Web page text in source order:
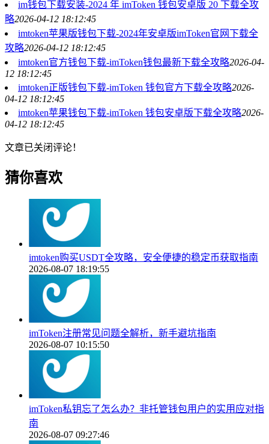
im钱包下载安装-2024 年 imToken 钱包安卓版 20 下载全攻
略2026-04-12 18:12:45
imtoken苹果版钱包下载-2024年安卓版imToken官网下载全
攻略2026-04-12 18:12:45
imtoken官方钱包下载-imToken钱包最新下载全攻略2026-04-
12 18:12:45
imtoken正版钱包下载-imToken 钱包官方下载全攻略2026-
04-12 18:12:45
imtoken苹果钱包下载-imToken 钱包安卓版下载全攻略2026-
04-12 18:12:45
文章已关闭评论！
猜你喜欢
imtoken购买USDT全攻略，安全便捷的稳定币获取指南
2026-08-07 18:19:55
imToken注册常见问题全解析，新手避坑指南
2026-08-07 10:15:50
imToken私钥忘了怎么办？非托管钱包用户的实用应对指
南
2026-08-07 09:27:46